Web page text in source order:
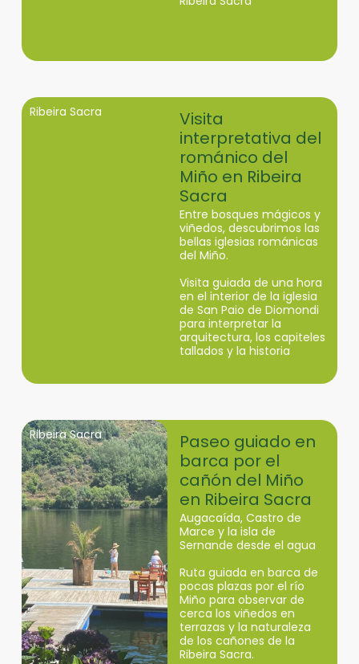
Ribeira Sacra
Visita
interpretativa del
románico del
Miño en Ribeira
Sacra
Entre bosques mágicos y
viñedos, descubrimos las
bellas iglesias románicas
del Miño.
Visita guiada de una hora
en el interior de la iglesia
de San Paio de Diomondi
para interpretar la
arquitectura, los capiteles
tallados y la historia
Ribeira Sacra
Paseo guiado en
barca por el
cañón del Miño
en Ribeira Sacra
Augacaída, Castro de
Marce y la isla de
Sernande desde el agua
Ruta guiada en barca de
pocas plazas por el río
Miño para observar de
cerca los viñedos en
terrazas y la naturaleza
de los cañones de la
Ribeira Sacra.